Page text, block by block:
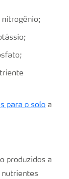
para o solo a
produzidos a
nutrientes